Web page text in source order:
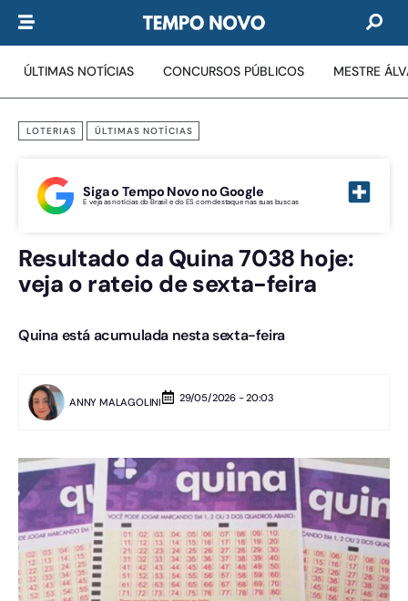
ÚLTIMAS NOTÍCIAS CONCURSOS PÚBLICOS MESTRE
LOTERIAS ÚLTIMAS NOTÍCIAS
Siga o Tempo Novo no Google
E veja as notícias do Brasil e do ES com destaque nas suas buscas
Resultado da Quina 7038 hoje:
veja o rateio de sexta-feira
Quina está acumulada nesta sexta-feira
ANNY MALAGOLINI 29/05/2026 - 20:03